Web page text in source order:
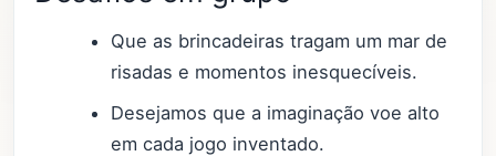
Que as brincadeiras tragam um mar de
risadas e momentos inesquecíveis.
Desejamos que a imaginação voe alto
em cada jogo inventado.